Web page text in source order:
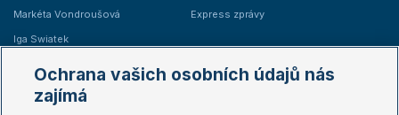
Markéta Vondroušová
Iga Swiatek
Express zprávy
Žebříčky
Ochrana vašich osobních údajů nás
zajímá